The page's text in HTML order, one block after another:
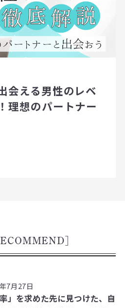
会える男性のレベ
理想のパートナー
7月27日
率」を求めた先に見つけた、自